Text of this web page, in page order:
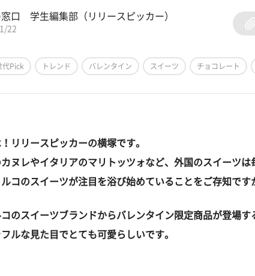
口 学生編集部（リリースピッカー）
22
代Pick トレンド バレンタイン スイーツ チョコレート
リリースピッカーの横塚です。
ヌレやイタリアのマリトッツォなど、外国のスイーツは
コのスイーツが注目を浴び始めていることをご存知です
のスイーツブランドからバレンタイン限定商品が登場す
ルな見た目でとても可愛らしいです。